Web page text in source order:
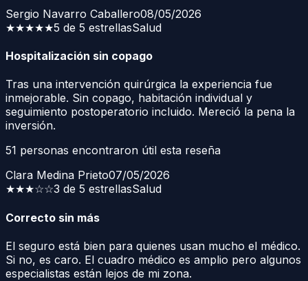
Sergio Navarro Caballero08/05/2026
★★★★★5 de 5 estrellasSalud
Hospitalización sin copago
Tras una intervención quirúrgica la experiencia fue
inmejorable. Sin copago, habitación individual y
seguimiento postoperatorio incluido. Mereció la pena la
inversión.
51 personas encontraron útil esta reseña
Clara Medina Prieto07/05/2026
★★★☆☆3 de 5 estrellasSalud
Correcto sin más
El seguro está bien para quienes usan mucho el médico.
Si no, es caro. El cuadro médico es amplio pero algunos
especialistas están lejos de mi zona.